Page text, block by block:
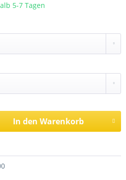
5-7 Tagen
In den Warenkorb